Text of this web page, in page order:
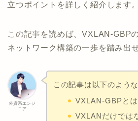
立つポイントを詳しく紹介します。
この記事を読めば、VXLAN-GBP
ネットワーク構築の一歩を踏み出
外資系エンジ
ニア
この記事は以下のよう
VXLAN-GBPと
VXLANだけでは